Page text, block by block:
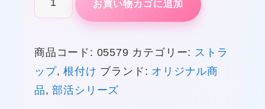
活
ス
ト
ラ
お買い物カゴに追加
商品コード: 05579 カテゴリー: ストラ
ップ,根付け ブランド: オリジナル商
品,部活シリーズ